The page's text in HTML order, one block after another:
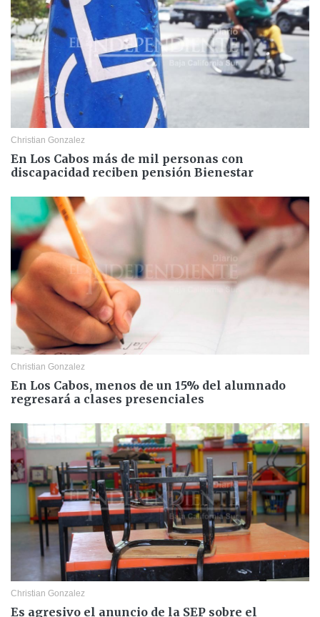
Christian Gonzalez
En Los Cabos más de mil personas con
discapacidad reciben pensión Bienestar
Christian Gonzalez
En Los Cabos, menos de un 15% del alumnado
regresará a clases presenciales
Christian Gonzalez
Es agresivo el anuncio de la SEP sobre el